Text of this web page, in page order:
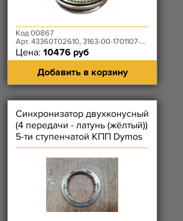
Код 00867
Арт. 43360T02610, 3163-00-1701107-00
Цена: 10476 руб
Добавить в корзину
Синхронизатор двухконусный
(4 передачи - латунь (жёлтый))
5-ти ступенчатой КПП Dymos